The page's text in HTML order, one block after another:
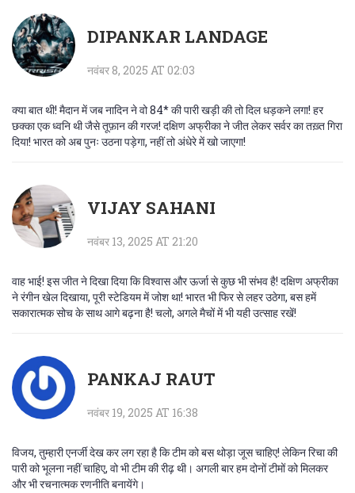
DIPANKAR LANDAGE
नवंबर 8, 2025 AT 02:03
क्या बात थी! मैदान में जब नादिन ने वो 84* की पारी खड़ी की तो दिल धड़कने लगा! हर
छक्का एक ध्वनि थी जैसे तूफ़ान की गरज! दक्षिण अफ्रीका ने जीत लेकर सर्वर का तख़्त गिरा
दिया! भारत को अब पुनः उठना पड़ेगा, नहीं तो अंधेरे में खो जाएगा!
VIJAY SAHANI
नवंबर 13, 2025 AT 21:20
वाह भाई! इस जीत ने दिखा दिया कि विश्वास और ऊर्जा से कुछ भी संभव है! दक्षिण अफ्रीका
ने रंगीन खेल दिखाया, पूरी स्टेडियम में जोश था! भारत भी फिर से लहर उठेगा, बस हमें
सकारात्मक सोच के साथ आगे बढ़ना है! चलो, अगले मैचों में भी यही उत्साह रखें!
PANKAJ RAUT
नवंबर 19, 2025 AT 16:38
विजय, तुम्हारी एनर्जी देख कर लग रहा है कि टीम को बस थोड़ा जूस चाहिए! लेकिन रिचा की
पारी को भूलना नहीं चाहिए, वो भी टीम की रीढ़ थी। अगली बार हम दोनों टीमों को मिलकर
और भी रचनात्मक रणनीति बनायेंगे।